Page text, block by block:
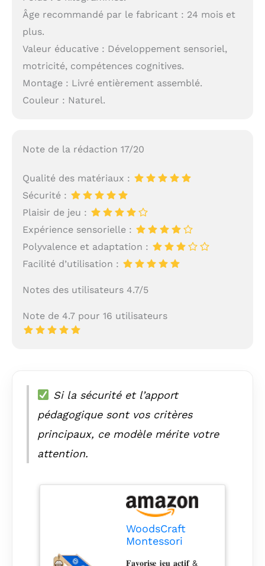
Âge recommandé par le fabricant : 24 mois et
plus.
Valeur éducative : Développement sensoriel,
motricité, compétences cognitives.
Montage : Livré entièrement assemblé.
Couleur : Naturel.
Note de la rédaction 17/20
Qualité des matériaux :
Sécurité :
Plaisir de jeu :
Expérience sensorielle :
Polyvalence et adaptation :
Facilité d’utilisation :
Notes des utilisateurs 4.7/5
Note de 4.7 pour 16 utilisateurs
Si la sécurité et l’apport
pédagogique sont vos critères
principaux, ce modèle mérite votre
attention.
WoodsCraft
Montessori
𝐅𝐚𝐯𝐨𝐫𝐢𝐬𝐞 𝐣𝐞𝐮 𝐚𝐜𝐭𝐢𝐟 &